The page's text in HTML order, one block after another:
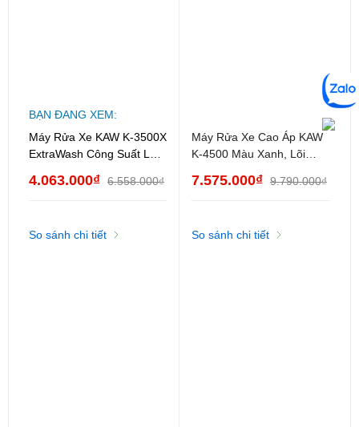
BẠN ĐANG XEM:
Máy Rửa Xe KAW K-3500X
ExtraWash Công Suất Lớn,
4.063.000₫ 6.558.000₫
So sánh chi tiết
Máy Rửa Xe Cao Áp KAW
K-4500 Màu Xanh, Lõi
Cao Áp 20m
7.575.000₫ 9.790.000₫
So sánh chi tiết